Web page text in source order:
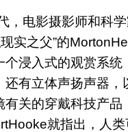
，电影摄影师和科
实之父”的
浸入式的观赏系统
有立体声扬声器，
有关的穿戴科技产
就指出，人